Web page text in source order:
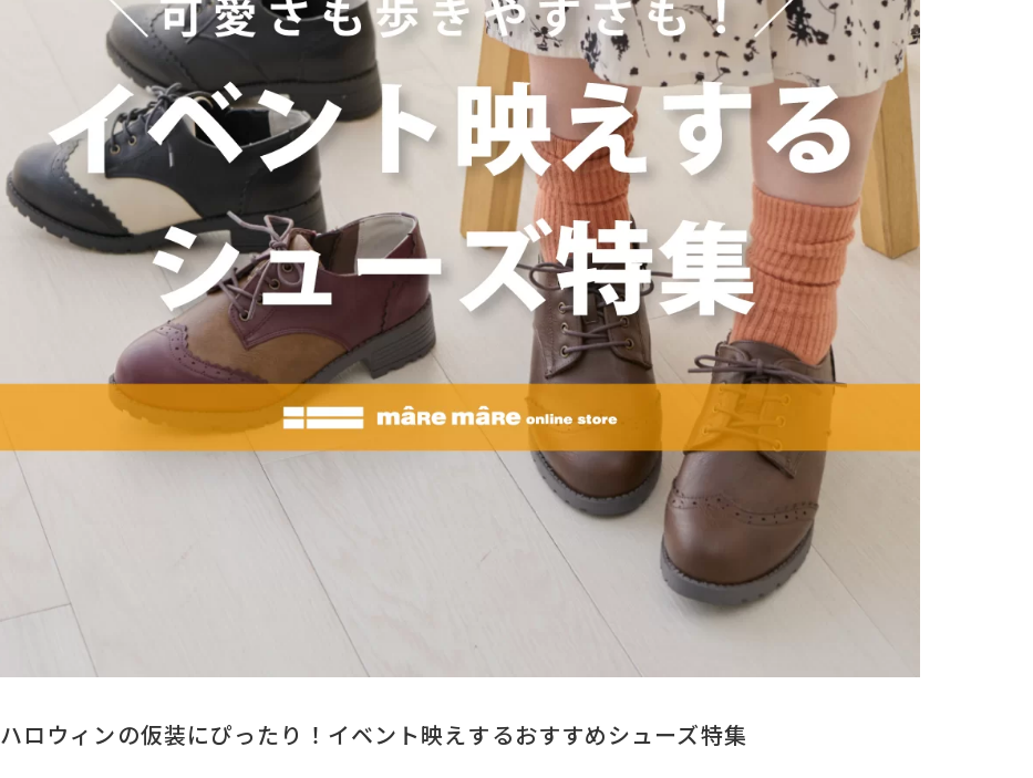
ハロウィンの仮装にぴったり！イベント映えするおすすめシューズ特集
3cm以上4cm未満
4cm以上5cm未満
5cm以上6cm未満
6cm以上7cm未満
7cm以上8cm未満
8cm以上
上記条件で絞り込む